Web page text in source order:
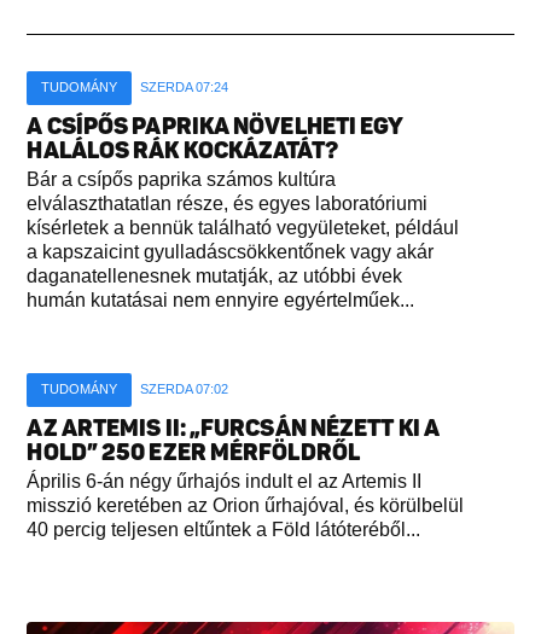
TUDOMÁNY SZERDA 07:24
A CSÍPŐS PAPRIKA NÖVELHETI EGY
HALÁLOS RÁK KOCKÁZATÁT?
Bár a csípős paprika számos kultúra
elválaszthatatlan része, és egyes laboratóriumi
kísérletek a bennük található vegyületeket, például
a kapszaicint gyulladáscsökkentőnek vagy akár
daganatellenesnek mutatják, az utóbbi évek
humán kutatásai nem ennyire egyértelműek...
TUDOMÁNY SZERDA 07:02
AZ ARTEMIS II: „FURCSÁN NÉZETT KI A
HOLD” 250 EZER MÉRFÖLDRŐL
Április 6-án négy űrhajós indult el az Artemis II
misszió keretében az Orion űrhajóval, és körülbelül
40 percig teljesen eltűntek a Föld látóteréből...